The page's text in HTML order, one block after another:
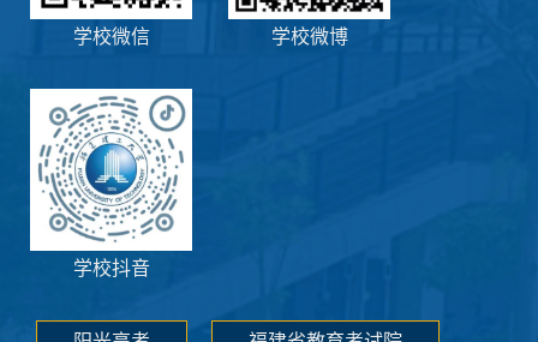
学校微信 学校微博
学校抖音